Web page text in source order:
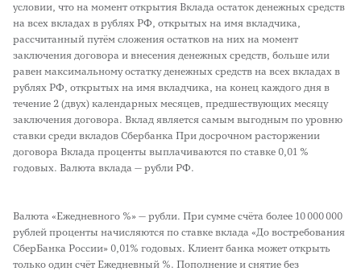
условии, что на момент открытия Вклада остаток денежных средств
на всех вкладах в рублях РФ, открытых на имя вкладчика,
рассчитанный путём сложения остатков на них на момент
заключения договора и внесения денежных средств, больше или
равен максимальному остатку денежных средств на всех вкладах в
рублях РФ, открытых на имя вкладчика, на конец каждого дня в
течение 2 (двух) календарных месяцев, предшествующих месяцу
заключения договора. Вклад является самым выгодным по уровню
ставки среди вкладов Сбербанка При досрочном расторжении
договора Вклада проценты выплачиваются по ставке 0,01 %
годовых. Валюта вклада — рубли РФ.
Валюта «Ежедневного %» — рубли. При сумме счёта более 10 000 000
рублей проценты начисляются по ставке вклада «До востребования
СберБанка России» 0,01% годовых. Клиент банка может открыть
только один счёт Ежедневный %. Пополнение и снятие без